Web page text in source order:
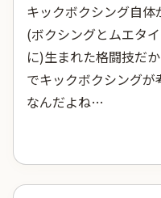
キックボクシング自
(ボクシングとムエタ
に)生まれた格闘技だ
でキックボクシング
なんだよね…